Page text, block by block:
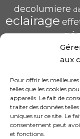
aux
Pour offrir les
telles que les cookies
appareils. Le fait de
traiter des données
uniques sur ce site. Le
consentement peut
et fonctions.
decolumiere
eclairage
groupe
mariage
sonorisation
11